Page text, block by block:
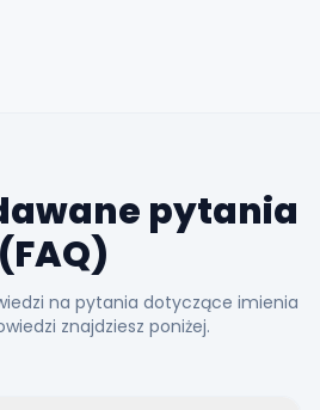
pytania
(FAQ)
na pytania dotyczące imienia
znajdziesz poniżej.